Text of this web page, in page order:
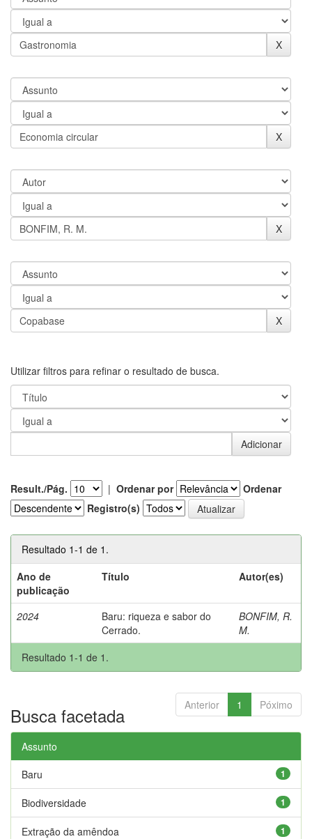
Utilizar filtros para refinar o resultado de busca.
Result./Pág. | Ordenar por
Ordenar
Registro(s)
Resultado 1-1 de 1.
Ano de
publicação
Título Autor(es)
2024
Baru: riqueza e sabor do
Cerrado.
BONFIM, R.
M.
Resultado 1-1 de 1.
Anterior 1 Póximo
Busca facetada
Assunto
1
Baru
1
Biodiversidade
1
Extração da amêndoa